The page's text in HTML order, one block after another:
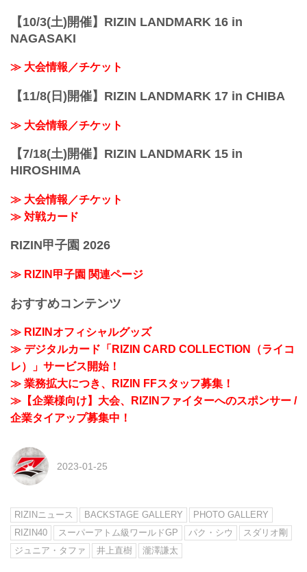
【10/3(土)開催】RIZIN LANDMARK 16 in
NAGASAKI
≫ 大会情報／チケット
【11/8(日)開催】RIZIN LANDMARK 17 in CHIBA
≫ 大会情報／チケット
【7/18(土)開催】RIZIN LANDMARK 15 in
HIROSHIMA
≫ 大会情報／チケット
≫ 対戦カード
RIZIN甲子園 2026
≫ RIZIN甲子園 関連ページ
おすすめコンテンツ
≫ RIZINオフィシャルグッズ
≫ デジタルカード「RIZIN CARD COLLECTION（ライコ
レ）」サービス開始！
≫ 業務拡大につき、RIZIN FFスタッフ募集！
≫【企業様向け】大会、RIZINファイターへのスポンサー /
企業タイアップ募集中！
2023-01-25
RIZINニュース BACKSTAGE GALLERY
PHOTO GALLERY
RIZIN40
スーパーアトム級ワールドGP パク・シウ
スダリオ剛
ジュニア・タファ
井上直樹 瀧澤謙太